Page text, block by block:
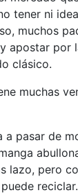
tener ni
muchos
apostar por
clásico.
muchas
a pasar de
lazo, pero